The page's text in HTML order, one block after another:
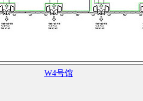
W4号馆